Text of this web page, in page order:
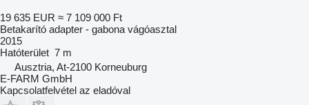
19 635 EUR ≈ 7 109 000 Ft
Betakarító adapter - gabona vágóasztal
2015
Hatóterület 7 m
Ausztria, At-2100 Korneuburg
E-FARM GmbH
Kapcsolatfelvétel az eladóval